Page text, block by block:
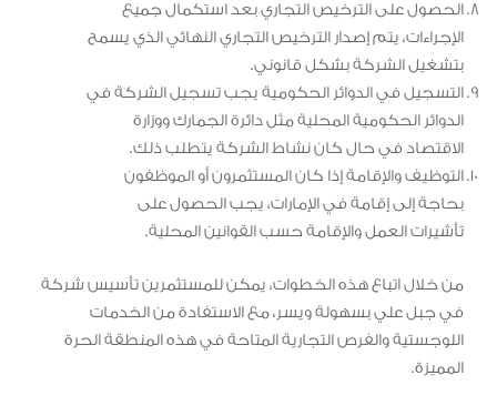
الحصول على الترخيص التجاري بعد استكمال جميع
الإجراءات، يتم إصدار الترخيص التجاري النهائي الذي يسمح
بتشغيل الشركة بشكل قانوني.
التسجيل في الدوائر الحكومية يجب تسجيل الشركة في
الدوائر الحكومية المحلية مثل دائرة الجمارك ووزارة
الاقتصاد في حال كان نشاط الشركة يتطلب ذلك.
التوظيف والإقامة إذا كان المستثمرون أو الموظفون
بحاجة إلى إقامة في الإمارات، يجب الحصول على
تأشيرات العمل والإقامة حسب القوانين المحلية.
من خلال اتباع هذه الخطوات، يمكن للمستثمرين تأسيس شركة
في جبل علي بسهولة ويسر، مع الاستفادة من الخدمات
اللوجستية والفرص التجارية المتاحة في هذه المنطقة الحرة
المميزة.